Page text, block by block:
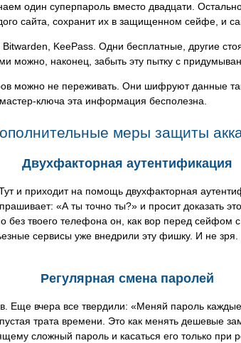
один суперпароль вместо двадцати.
сайта, сохранит их в защищенном сейфе, и
KeePass. Одни бесплатные, другие
наконец, забыть эту пытку с
можно не переживать. Они шифруют данные
ключа эта информация бесполезна.
меры защиты
Двухфакторная аутентификация
и приходит на помощь двухфакторная
«А ты точно ты?» и просит доказать
без твоего телефона он, как вор перед сейфом
сервисы уже внедрили эту фишку. И не
Регулярная смена паролей
Еще вчера все твердили: «Меняй пароль
трата времени. Это как менять дешевые
сложный пароль и касаться его только